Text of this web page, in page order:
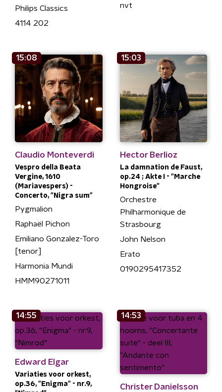
Philips Classics
4114 202
nvt
15:08
Claudio Monteverdi
Vespro della Beata
Vergine, 1610
(Mariavespers) -
Concerto, "Nigra sum"
Pygmalion
Raphaël Pichon
Emiliano Gonzalez-Toro
[tenor]
Harmonia Mundi
HMM90271011
15:03
Hector Berlioz
La damnation de Faust,
op.24 ; Akte I - "Marche
Hongroise"
Orchestre
Philharmonique de
Strasbourg
John Nelson
Erato
0190295417352
14:55
Edward Elgar
Variaties voor orkest,
op.36, "Enigma" - nr.9,
14:53
Christer Danielsson